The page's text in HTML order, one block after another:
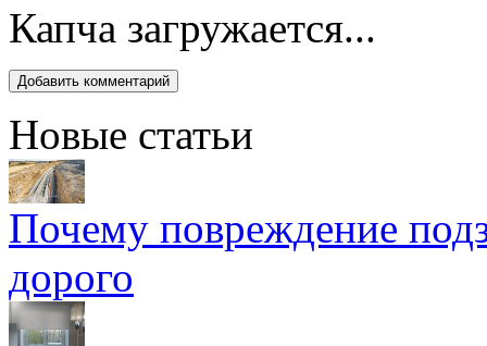
Капча загружается...
Новые статьи
Почему повреждение
дорого